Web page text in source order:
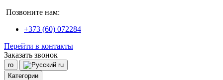
Позвоните нам:
+373 (60) 072284
Перейти в контакты
Заказать звонок
ro
ru
Категории